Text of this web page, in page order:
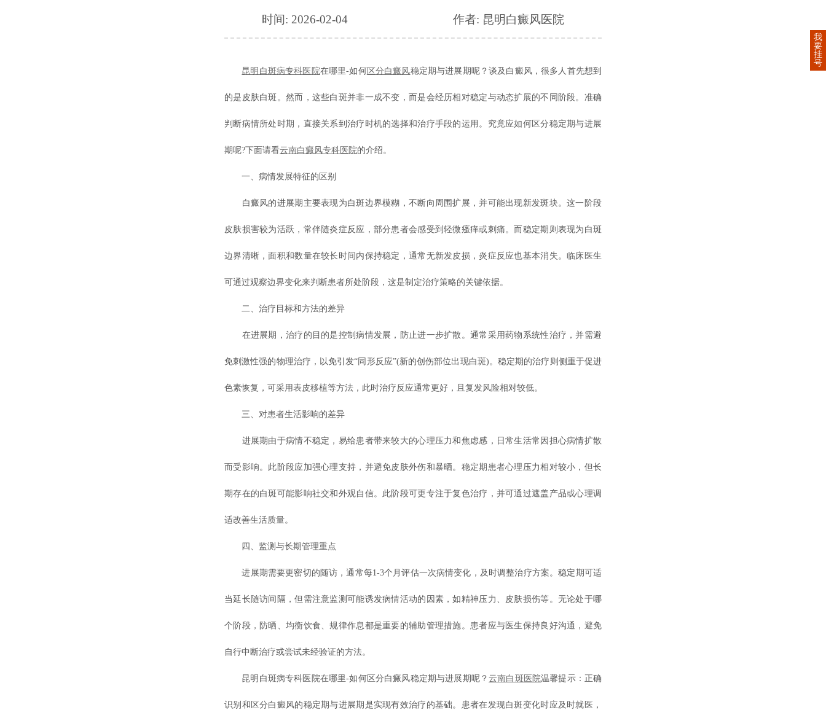
时间: 2026-02-04 作者: 昆明白癜风医院
昆明白斑病专科医院在哪里-如何区分白癜风稳定期与进展期呢？谈及白癜风，很多人首先想到
的是皮肤白斑。然而，这些白斑并非一成不变，而是会经历相对稳定与动态扩展的不同阶段。准确
判断病情所处时期，直接关系到治疗时机的选择和治疗手段的运用。究竟应如何区分稳定期与进展
期呢?下面请看云南白癜风专科医院的介绍。
一、病情发展特征的区别
白癜风的进展期主要表现为白斑边界模糊，不断向周围扩展，并可能出现新发斑块。这一阶段
皮肤损害较为活跃，常伴随炎症反应，部分患者会感受到轻微瘙痒或刺痛。而稳定期则表现为白斑
边界清晰，面积和数量在较长时间内保持稳定，通常无新发皮损，炎症反应也基本消失。临床医生
可通过观察边界变化来判断患者所处阶段，这是制定治疗策略的关键依据。
二、治疗目标和方法的差异
在进展期，治疗的目的是控制病情发展，防止进一步扩散。通常采用药物系统性治疗，并需避
免刺激性强的物理治疗，以免引发“同形反应”(新的创伤部位出现白斑)。稳定期的治疗则侧重于促进
色素恢复，可采用表皮移植等方法，此时治疗反应通常更好，且复发风险相对较低。
三、对患者生活影响的差异
进展期由于病情不稳定，易给患者带来较大的心理压力和焦虑感，日常生活常因担心病情扩散
而受影响。此阶段应加强心理支持，并避免皮肤外伤和暴晒。稳定期患者心理压力相对较小，但长
期存在的白斑可能影响社交和外观自信。此阶段可更专注于复色治疗，并可通过遮盖产品或心理调
适改善生活质量。
四、监测与长期管理重点
进展期需要更密切的随访，通常每1-3个月评估一次病情变化，及时调整治疗方案。稳定期可适
当延长随访间隔，但需注意监测可能诱发病情活动的因素，如精神压力、皮肤损伤等。无论处于哪
个阶段，防晒、均衡饮食、规律作息都是重要的辅助管理措施。患者应与医生保持良好沟通，避免
自行中断治疗或尝试未经验证的方法。
昆明白斑病专科医院在哪里-如何区分白癜风稳定期与进展期呢？云南白斑医院温馨提示：正确
识别和区分白癜风的稳定期与进展期是实现有效治疗的基础。患者在发现白斑变化时应及时就医，
我
要
挂
号